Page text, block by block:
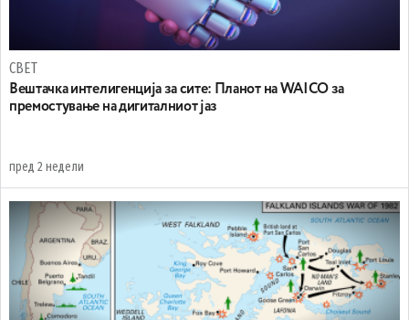
СВЕТ
Вештачка интелигенција за сите: Планот на WAICO за
премостување на дигиталниот јаз
пред 2 недели